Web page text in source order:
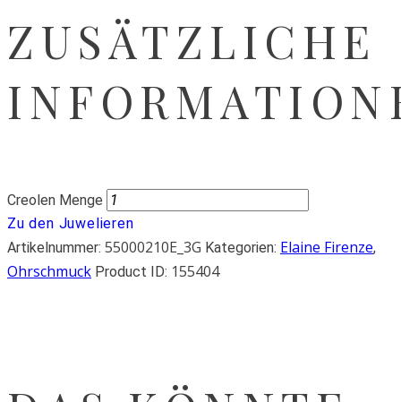
ZUSÄTZLICHE
Creolen Menge
Zu den Juwelieren
Artikelnummer: 55000210E_3G Kategorien: Elaine Firenze,
Ohrschmuck Product ID: 155404